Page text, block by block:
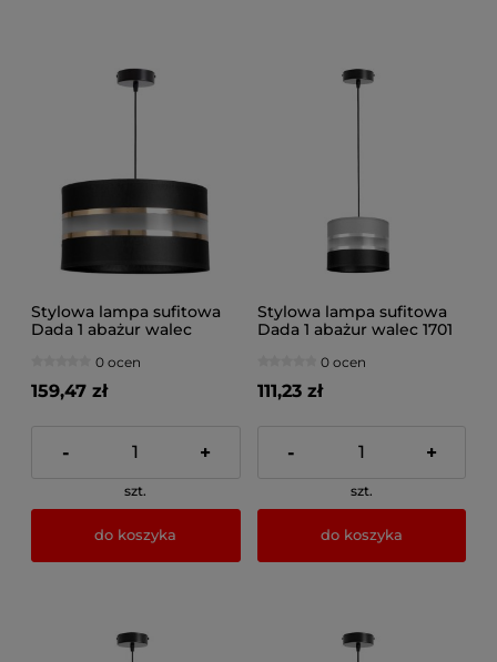
Stylowa lampa sufitowa
Dada 1 abażur walec
0 ocen
159,47 zł
- +
szt.
do koszyka
Stylowa lampa sufitowa
Dada 1 abażur walec 1701
0 ocen
111,23 zł
- +
szt.
do koszyka